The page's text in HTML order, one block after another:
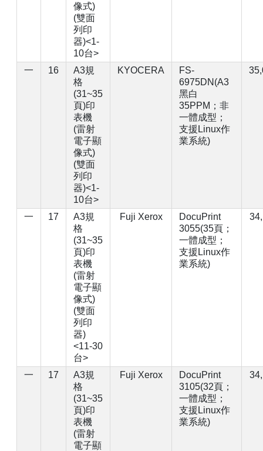
像式)
(雙面
列印
器)<1-
10台>
一 16
A3規
格
(31~35
頁)印
表機
(雷射
電子顯
像式)
(雙面
列印
器)<1-
10台>
KYOCERA
FS-
6975DN(A3
黑白
35PPM；非
一體成型；
支援Linux作
業系統)
一 17
A3規
格
(31~35
頁)印
表機
(雷射
電子顯
像式)
(雙面
列印
器)
<11-30
台>
Fuji Xerox
DocuPrint
3055(35頁；
一體成型；
支援Linux作
業系統)
一 17
A3規
格
(31~35
頁)印
表機
(雷射
電子顯
Fuji Xerox
DocuPrint
3105(32頁；
一體成型；
支援Linux作
業系統)